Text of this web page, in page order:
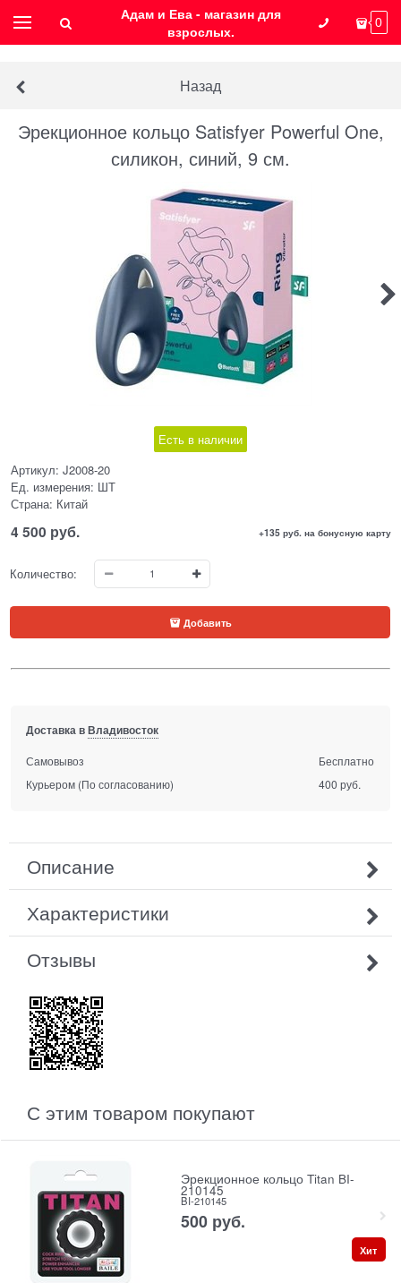
Адам и Ева - магазин для
взрослых.
0
Назад
Эрекционное кольцо Satisfyer Powerful One,
силикон, синий, 9 см.
Есть в наличии
Артикул: J2008-20
Ед. измерения: ШТ
Страна: Китай
4 500 руб. +135 руб. на бонусную карту
Количество:
Добавить
Доставка вВладивосток
Самовывоз
Бесплатно
Курьером (По согласованию) 400 руб.
Описание
Характеристики
Отзывы
С этим товаром покупают
Эрекционное кольцо Titan BI-
210145
BI-210145
500 руб.
Хит